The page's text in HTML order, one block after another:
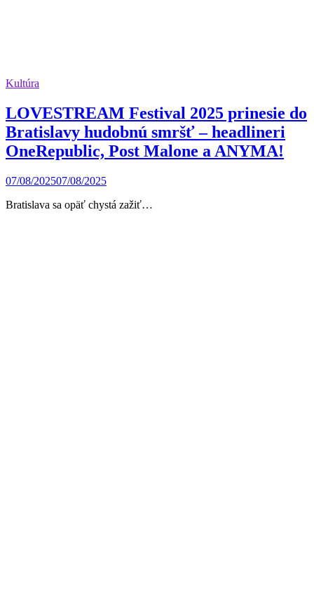
Kultúra
LOVESTREAM Festival 2025 prinesie do
Bratislavy hudobnú smršť – headlineri
OneRepublic, Post Malone a ANYMA!
07/08/202507/08/2025
Bratislava sa opäť chystá zažiť…